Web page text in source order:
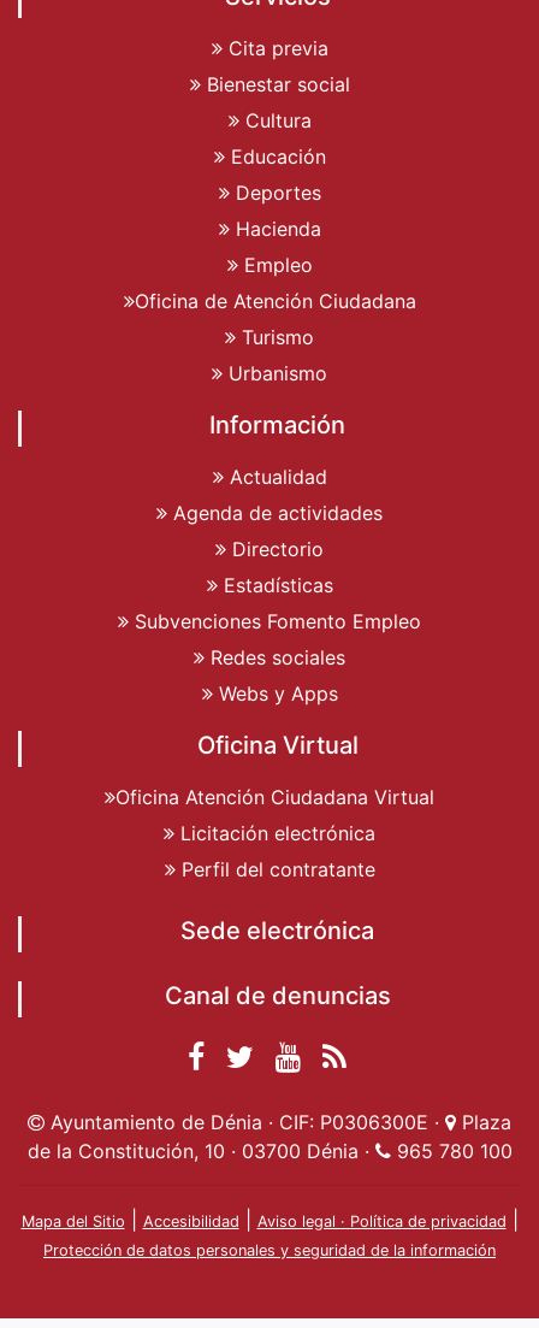
Cita previa
Bienestar social
Cultura
Educación
Deportes
Hacienda
Empleo
Oficina de Atención Ciudadana
Turismo
Urbanismo
Información
Actualidad
Agenda de actividades
Directorio
Estadísticas
Subvenciones Fomento Empleo
Redes sociales
Webs y Apps
Oficina Virtual
Oficina Atención Ciudadana Virtual
Licitación electrónica
Perfil del contratante
Sede electrónica
Canal de denuncias
Facebook
Ayuntamiento de
Dénia
Ayuntamiento de
Dénia
Ayuntamiento
de Dénia
Actualidad
Ayuntamiento de Dénia · CIF: P0306300E ·
Plaza
de la Constitución, 10 · 03700 Dénia ·
965 780 100
Mapa del Sitio Accesibilidad Aviso legal · Política de privacidad
Protección de datos personales y seguridad de la información